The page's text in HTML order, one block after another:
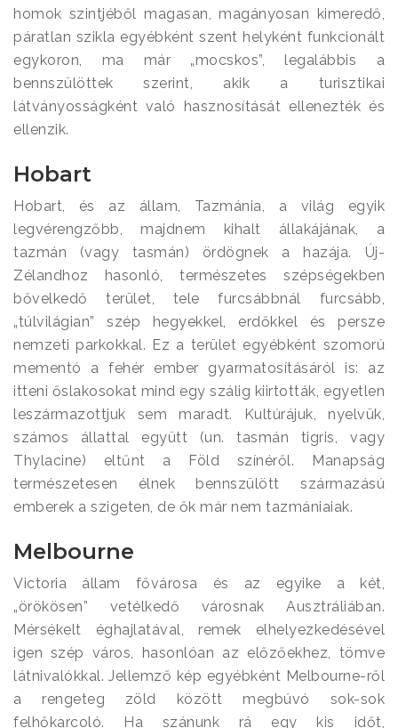
homok szintjéből magasan, magányosan kimeredő,
páratlan szikla egyébként szent helyként funkcionált
egykoron, ma már „mocskos”, legalábbis a
bennszülöttek szerint, akik a turisztikai
látványosságként való hasznosítását ellenezték és
ellenzik.
Hobart
Hobart, és az állam, Tazmánia, a világ egyik
legvérengzőbb, majdnem kihalt állakájának, a
tazmán (vagy tasmán) ördögnek a hazája. Új-
Zélandhoz hasonló, természetes szépségekben
bővelkedő terület, tele furcsábbnál furcsább,
„túlvilágian” szép hegyekkel, erdőkkel és persze
nemzeti parkokkal. Ez a terület egyébként szomorú
mementó a fehér ember gyarmatosításáról is: az
itteni őslakosokat mind egy szálig kiirtották, egyetlen
leszármazottjuk sem maradt. Kultúrájuk, nyelvük,
számos állattal együtt (un. tasmán tigris, vagy
Thylacine) eltűnt a Föld színéről. Manapság
természetesen élnek bennszülött származású
emberek a szigeten, de ők már nem tazmániaiak.
Melbourne
Victoria állam fővárosa és az egyike a két,
„örökösen” vetélkedő városnak Ausztráliában.
Mérsékelt éghajlatával, remek elhelyezkedésével
igen szép város, hasonlóan az előzőekhez, tömve
látnivalókkal. Jellemző kép egyébként Melbourne-ről
a rengeteg zöld között megbúvó sok-sok
felhőkarcoló. Ha szánunk rá egy kis időt,